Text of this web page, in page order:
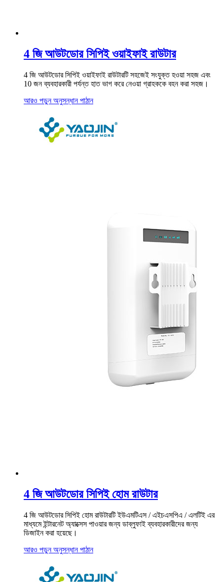
4 জি আউটডোর সিপিই ওয়াইফাই রাউটার
4 জি আউটডোর সিপিই ওয়াইফাই রাউটারটি সহজেই সংযুক্ত হওয়া সহজ এবং
10 জন ব্যবহারকারী পর্যন্ত হাত ভাগ করে নেওয়া গ্রাহককে বহন করা সহজ।
আরও পড়ুন অনুসন্ধান পাঠান
4 জি আউটডোর সিপিই হোম রাউটার
4 জি আউটডোর সিপিই হোম রাউটারটি ইউএমটিএস / এইচএসপিএ / এলটিই এর
মাধ্যমে ইন্টারনেট অ্যাক্সেস পাওয়ার জন্য ডাব্লুফাই ব্যবহারকারীদের জন্য
ডিজাইন করা হয়েছে।
আরও পড়ুন অনুসন্ধান পাঠান